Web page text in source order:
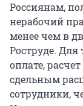
Россиянам,
нерабочий
менее чем в
Роструде. Для
оплате,
сдельным
сотрудники,